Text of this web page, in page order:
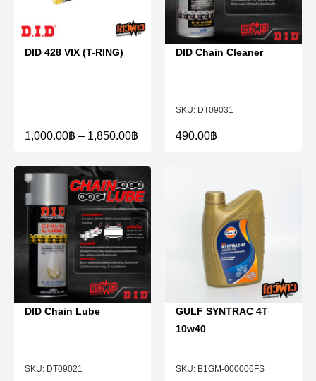
DID 428 VIX (T-RING)
1,000.00฿ – 1,850.00฿
DT09031
DID Chain Cleaner
490.00฿
DT09021
DID Chain Lube
B1GM-000006FS
GULF SYNTRAC 4T
10w40